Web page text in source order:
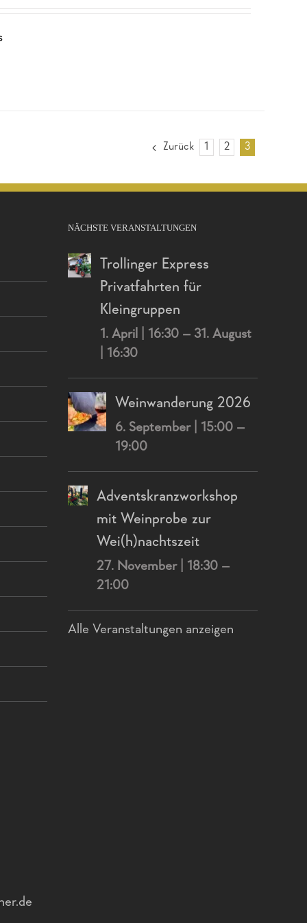
Zurück 1 2 3
NÄCHSTE VERANSTALTUNGEN
Trollinger Express
Privatfahrten für
Kleingruppen
1. April | 16:30 – 31. August
| 16:30
Weinwanderung 2026
6. September | 15:00 –
19:00
Adventskranzworkshop
mit Weinprobe zur
Wei(h)nachtszeit
27. November | 18:30–
21:00
Alle Veranstaltungen anzeigen